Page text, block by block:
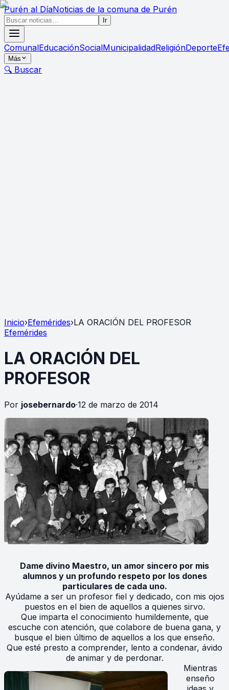
Purén al DíaNoticias de la comuna de Purén
Ir
ComunalEducaciónSocialMunicipalidadReligiónDeporte
Más
🔍 Buscar
Inicio›Efemérides›LA ORACIÓN DEL PROFESOR
Efemérides
LA ORACIÓN DEL
PROFESOR
Por josebernardo·12 de marzo de 2014
Dame divino Maestro, un amor sincero por mis
alumnos y un profundo respeto por los dones
particulares de cada uno.
Ayúdame a ser un profesor fiel y dedicado, con mis ojos
puestos en el bien de aquellos a quienes sirvo.
Que imparta el conocimiento humildemente, que
escuche con atención, que colabore de buena gana, y
busque el bien último de aquellos a los que enseño.
Que esté presto a comprender, lento a condenar, ávido
de animar y de perdonar.
Mientras
enseño